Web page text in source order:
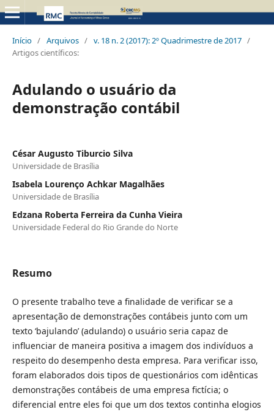
Início / Arquivos / v. 18 n. 2 (2017): 2º Quadrimestre de 2017 /
Artigos científicos:
Adulando o usuário da
demonstração contábil
César Augusto Tiburcio Silva
Universidade de Brasília
Isabela Lourenço Achkar Magalhães
Universidade de Brasília
Edzana Roberta Ferreira da Cunha Vieira
Universidade Federal do Rio Grande do Norte
Resumo
O presente trabalho teve a finalidade de verificar se a
apresentação de demonstrações contábeis junto com um
texto ‘bajulando’ (adulando) o usuário seria capaz de
influenciar de maneira positiva a imagem dos indivíduos a
respeito do desempenho desta empresa. Para verificar isso,
foram elaborados dois tipos de questionários com idênticas
demonstrações contábeis de uma empresa fictícia; o
diferencial entre eles foi que um dos textos continha elogios